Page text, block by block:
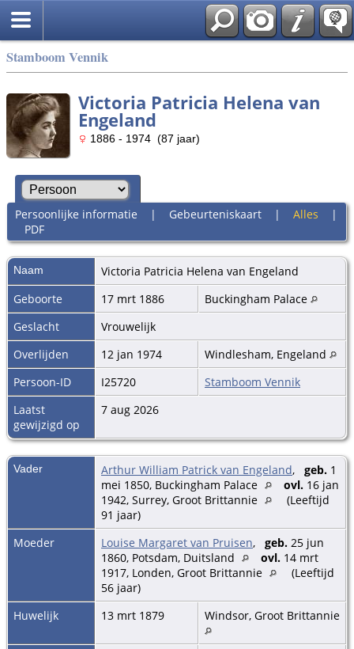
Stamboom Vennik
Victoria Patricia Helena van
Engeland
1886 - 1974 (87 jaar)
Persoonlijke informatie | Gebeurteniskaart| Alles |
PDF
Naam Victoria Patricia Helena van Engeland
Geboorte
17 mrt 1886
Buckingham Palace
Geslacht
Vrouwelijk
Overlijden
12 jan 1974
Windlesham, Engeland
Persoon-ID
I25720
Stamboom Vennik
Laatst
gewijzigd op
7 aug 2026
Vader Arthur William Patrick van Engeland, geb. 1
mei 1850, Buckingham Palace
ovl. 16 jan
1942, Surrey, Groot Brittannie
(Leeftijd
91 jaar)
Moeder
Louise Margaret van Pruisen, geb. 25 jun
1860, Potsdam, Duitsland
ovl. 14 mrt
1917, Londen, Groot Brittannie
(Leeftijd
56 jaar)
Huwelijk
13 mrt 1879 Windsor, Groot Brittannie